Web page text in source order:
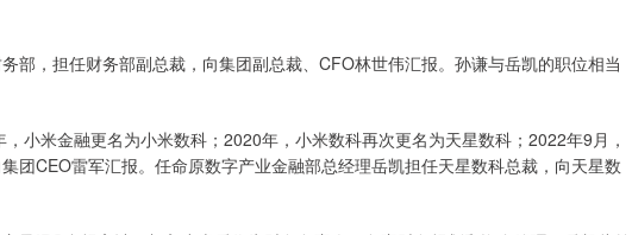
，担任财务部副总裁，向集团副总裁、CFO林世伟汇报。孙谦与岳凯的职位相当
米金融更名为小米数科；2020年，小米数科再次更名为天星数科；2022年9月，
团CEO雷军汇报。任命原数字产业金融部总经理岳凯担任天星数科总裁，向天星数